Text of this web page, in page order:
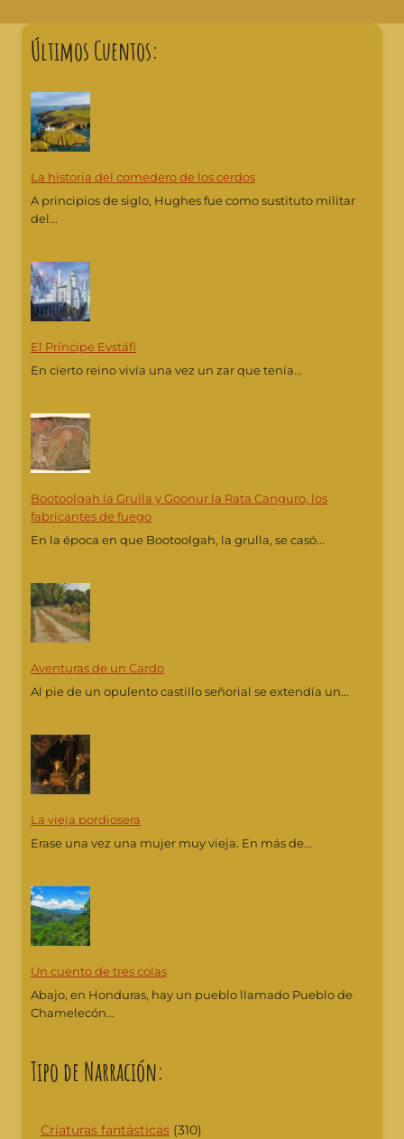
Últimos Cuentos:
La historia del comedero de los cerdos
A principios de siglo, Hughes fue como sustituto militar
del...
El Príncipe Evstáfi
En cierto reino vivía una vez un zar que tenía...
Bootoolgah la Grulla y Goonur la Rata Canguro, los
fabricantes de fuego
En la época en que Bootoolgah, la grulla, se casó...
Aventuras de un Cardo
Al pie de un opulento castillo señorial se extendía un...
La vieja pordiosera
Erase una vez una mujer muy vieja. En más de...
Un cuento de tres colas
Abajo, en Honduras, hay un pueblo llamado Pueblo de
Chamelecón...
Tipo de Narración:
Criaturas fantásticas(310)